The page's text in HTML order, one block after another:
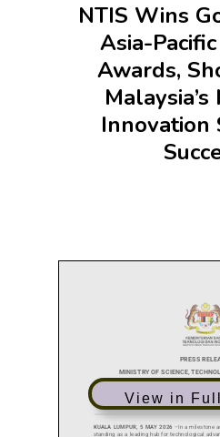
NTIS Wins
Asia-
Awards,
Innovation
View in